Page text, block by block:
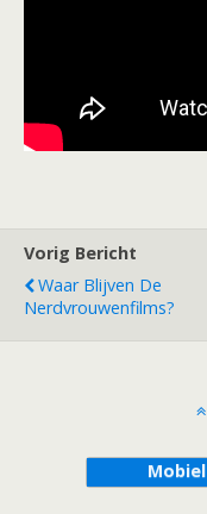
Vorig Bericht
Waar Blijven De
Nerdvrouwenfilms?
Mobiel